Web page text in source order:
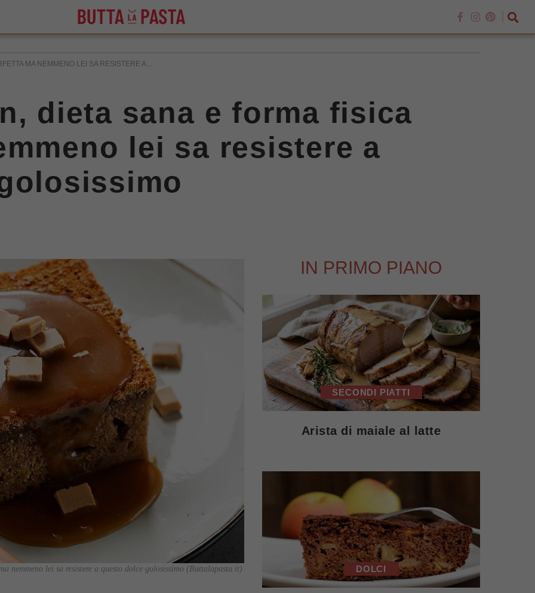
MA NEMMENO LEI SA RESISTERE A...
dieta sana e forma fisica
lei sa resistere a
nemmeno lei sa resistere a questo dolce golosissimo (Buttalapasta.it)
IN PRIMO PIANO
SECONDI PIATTI
Arista di maiale al latte
DOLCI